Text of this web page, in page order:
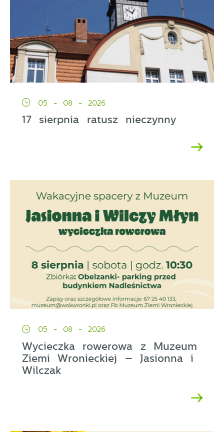
05 - 08 - 2026
17 sierpnia ratusz nieczynny
05 - 08 - 2026
Wycieczka rowerowa z Muzeum
Ziemi Wronieckiej – Jasionna i
Wilczak